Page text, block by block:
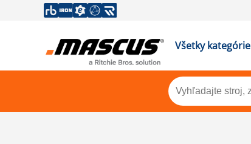
Všetky kategórie